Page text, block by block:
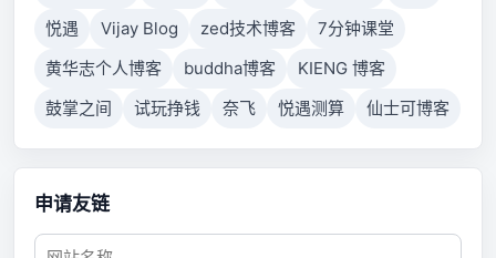
悦遇
Vijay Blog zed技术博客
7分钟课堂
黄华志个人博客
buddha博客
KIENG 博客
鼓掌之间
试玩挣钱 奈飞 悦遇测算 仙士可博客
申请友链